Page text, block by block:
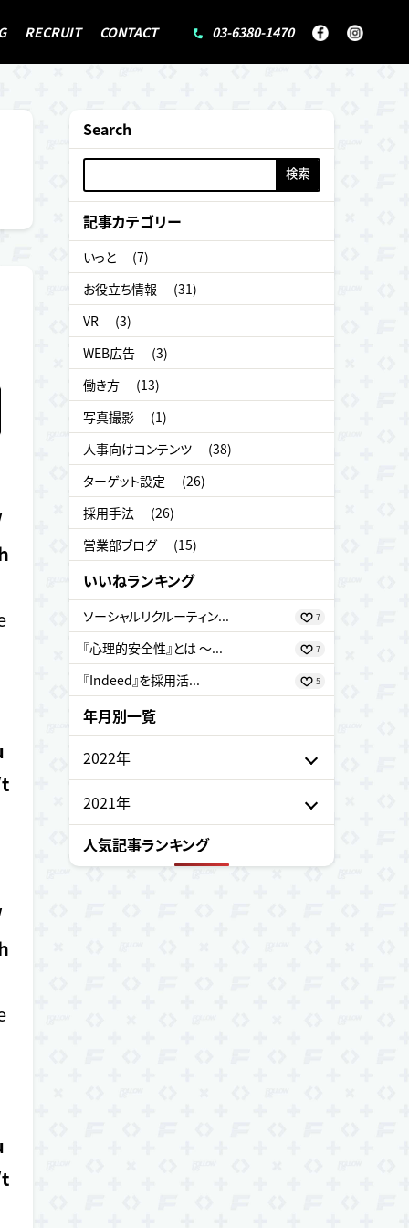
RECRUIT CONTACT 03-6380-1470
Search
記事カテゴリー
いっと
(7)
お役立ち情報
(31)
VR
(3)
WEB広告
(3)
働き方
(13)
写真撮影
(1)
人事向けコンテンツ
(38)
ターゲット設定
(26)
採用手法
(26)
営業部ブログ
(15)
いいねランキング
ソーシャルリクルーティン... 7
『心理的安全性』とは ～... 7
『Indeed』を採用活... 5
年月別一覧
2022年
6月 (4)
5月 (1)
4月 (4)
2021年
12月 (4)
11月 (5)
人気記事ランキング